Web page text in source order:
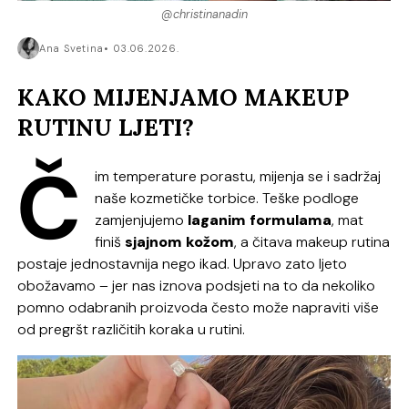
@christinanadin
Ana Svetina 03.06.2026.
KAKO MIJENJAMO MAKEUP
RUTINU LJETI?
Č
im temperature porastu, mijenja se i sadržaj
naše kozmetičke torbice. Teške podloge
zamjenjujemo laganim formulama, mat
finišsjajnom kožom, a čitava makeup rutina
postaje jednostavnija nego ikad. Upravo zato ljeto
obožavamo – jer nas iznova podsjeti na to da nekoliko
pomno odabranih proizvoda često može napraviti više
od pregršt različitih koraka u rutini.